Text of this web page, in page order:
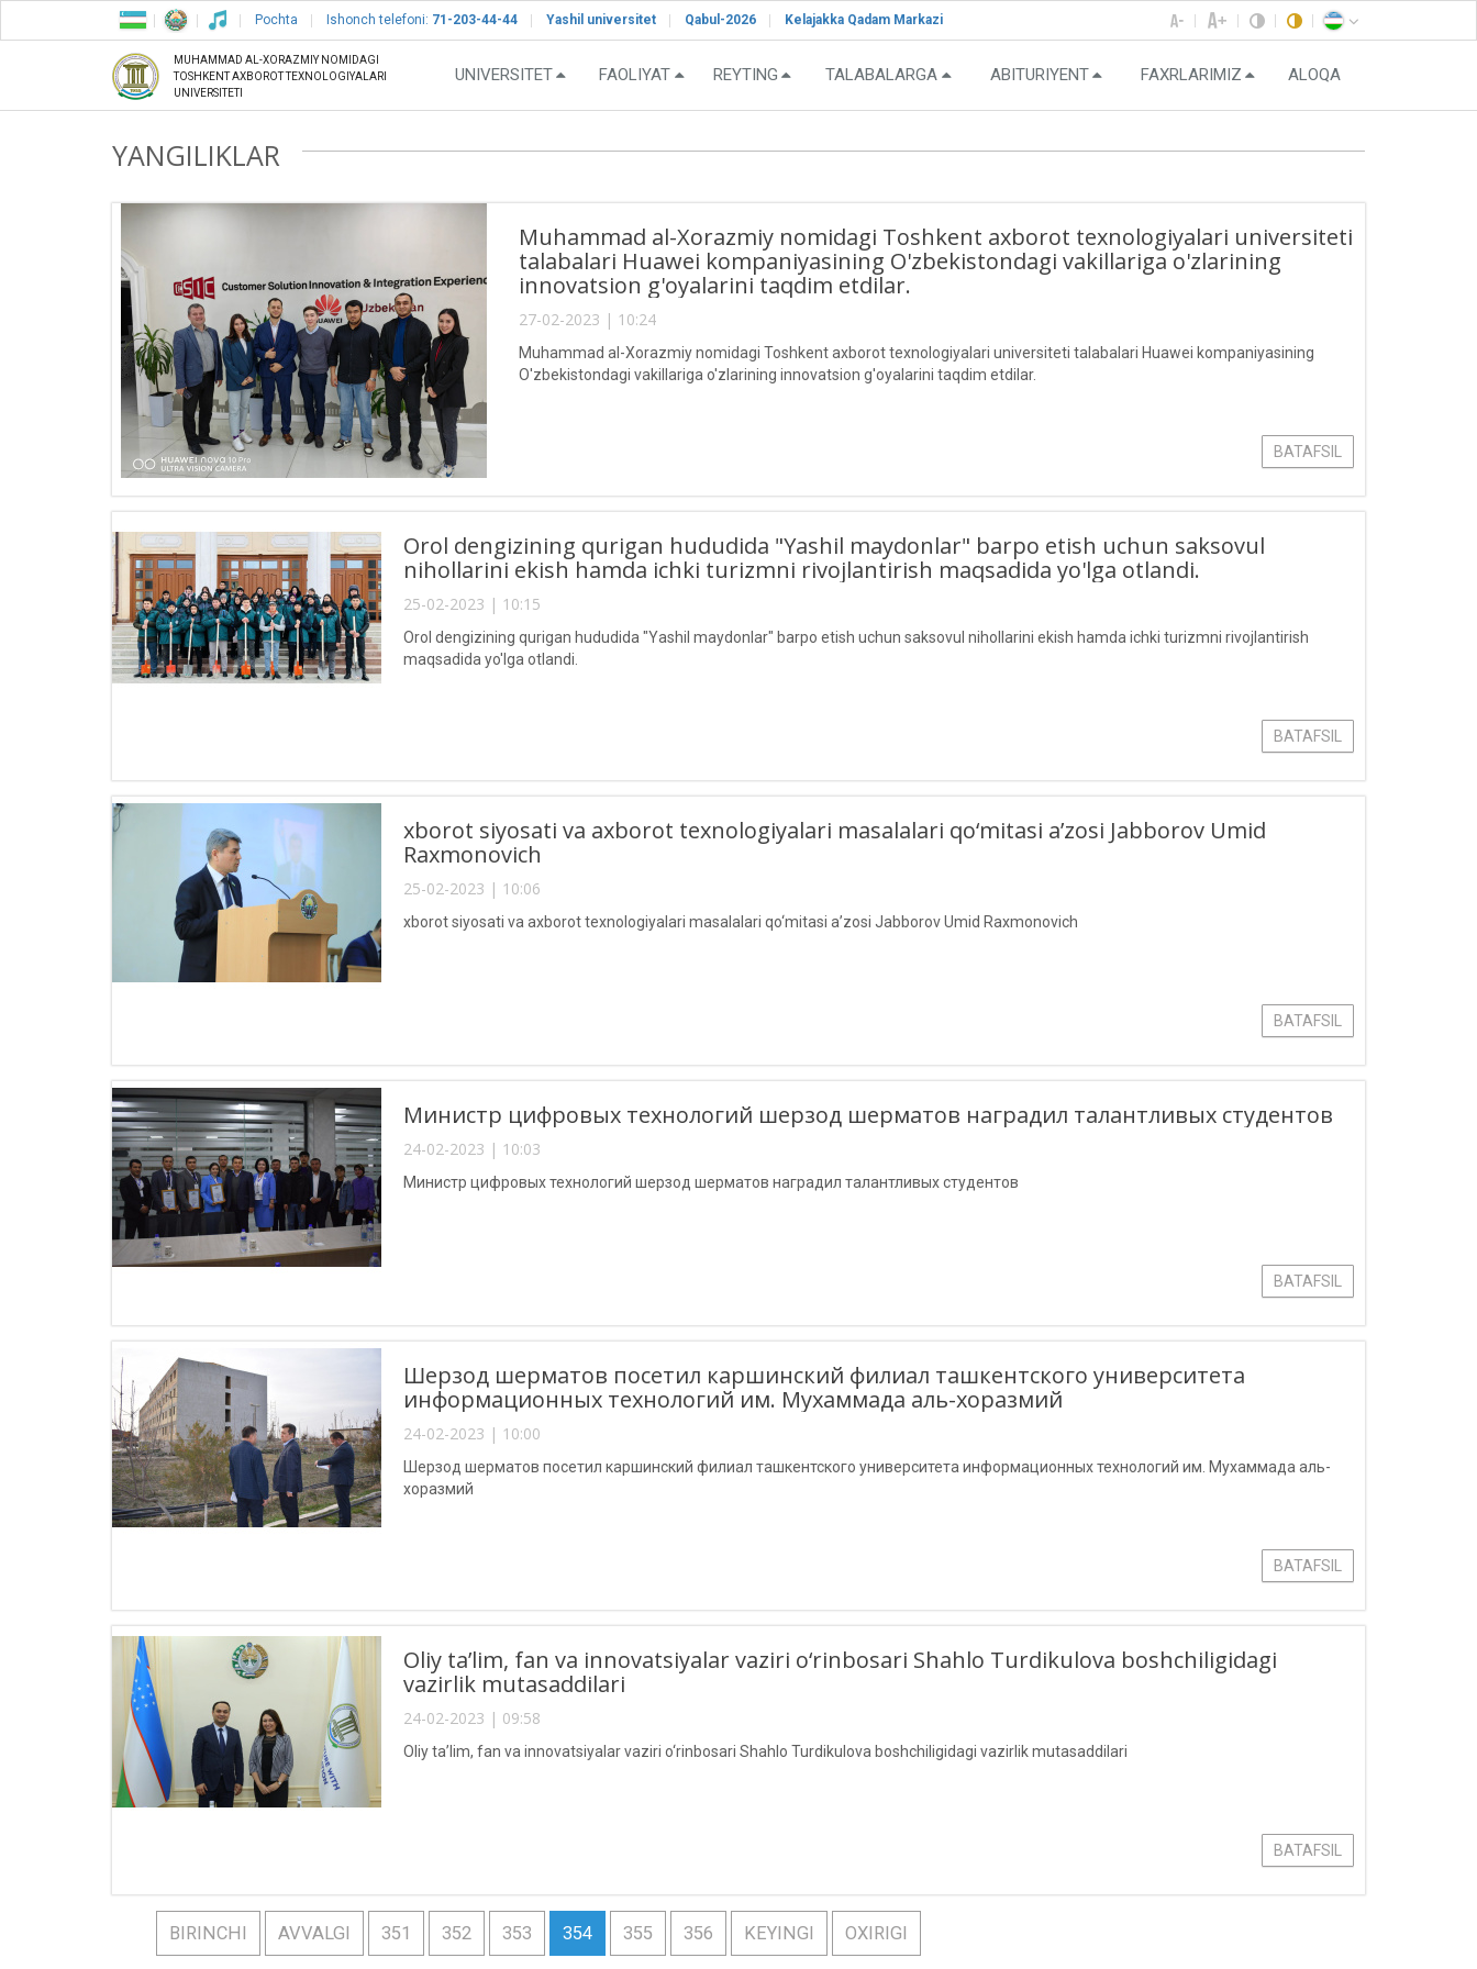
Pochta Ishonch telefoni: 71-203-44-44 Yashil universitet Qabul-2026 Kelajakka Qadam Markazi
MUHAMMAD AL-XORAZMIY NOMIDAGI
TOSHKENT AXBOROT TEXNOLOGIYALARI
UNIVERSITETI
UNIVERSITET FAOLIYAT REYTING TALABALARGA ABITURIYENT FAXRLARIMIZ ALOQA
YANGILIKLAR
Muhammad al-Xorazmiy nomidagi Toshkent axborot texnologiyalari universiteti
talabalari Huawei kompaniyasining O'zbekistondagi vakillariga o'zlarining
innovatsion g'oyalarini taqdim etdilar.
27-02-2023 | 10:24
Muhammad al-Xorazmiy nomidagi Toshkent axborot texnologiyalari universiteti talabalari Huawei kompaniyasining
O'zbekistondagi vakillariga o'zlarining innovatsion g'oyalarini taqdim etdilar.
BATAFSIL
Orol dengizining qurigan hududida "Yashil maydonlar" barpo etish uchun saksovul
nihollarini ekish hamda ichki turizmni rivojlantirish maqsadida yo'lga otlandi.
25-02-2023 | 10:15
Orol dengizining qurigan hududida "Yashil maydonlar" barpo etish uchun saksovul nihollarini ekish hamda ichki turizmni rivojlantirish
maqsadida yo'lga otlandi.
BATAFSIL
xborot siyosati va axborot texnologiyalari masalalari qo‘mitasi aʼzosi Jabborov Umid
Raxmonovich
25-02-2023 | 10:06
xborot siyosati va axborot texnologiyalari masalalari qo‘mitasi aʼzosi Jabborov Umid Raxmonovich
BATAFSIL
Министр цифровых технологий шерзод шерматов наградил талантливых студентов
24-02-2023 | 10:03
Министр цифровых технологий шерзод шерматов наградил талантливых студентов
BATAFSIL
Шерзод шерматов посетил каршинский филиал ташкентского университета
информационных технологий им. Мухаммада аль-хоразмий
24-02-2023 | 10:00
Шерзод шерматов посетил каршинский филиал ташкентского университета информационных технологий им. Мухаммада аль-
хоразмий
BATAFSIL
Oliy ta’lim, fan va innovatsiyalar vaziri o‘rinbosari Shahlo Turdikulova boshchiligidagi
vazirlik mutasaddilari
24-02-2023 | 09:58
Oliy ta’lim, fan va innovatsiyalar vaziri o‘rinbosari Shahlo Turdikulova boshchiligidagi vazirlik mutasaddilari
BATAFSIL
BIRINCHI AVVALGI 351 352 353 354 355 356 KEYINGI OXIRIGI